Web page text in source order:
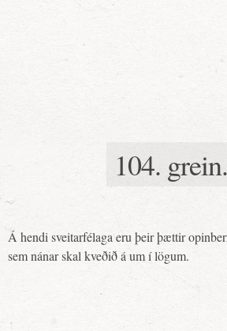
104.
Á hendi sveitarfélaga eru þeir þættir
sem nánar skal kveðið á um í lögum.